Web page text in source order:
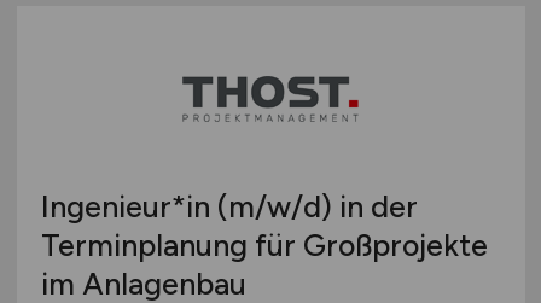
Ingenieur*in (m/w/d) in der
Terminplanung für Großprojekte
im Anlagenbau